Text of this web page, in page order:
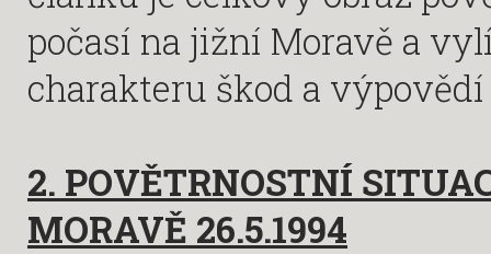
počasí na jižní Moravě a
charakteru škod a
2. POVĚTRNOSTNÍ
MORAVĚ 26.5.1994